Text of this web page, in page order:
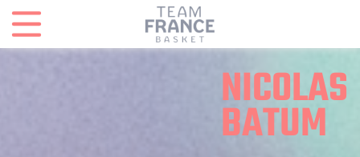
NICOLAS
BATUM
Panneau de gestion des cookies